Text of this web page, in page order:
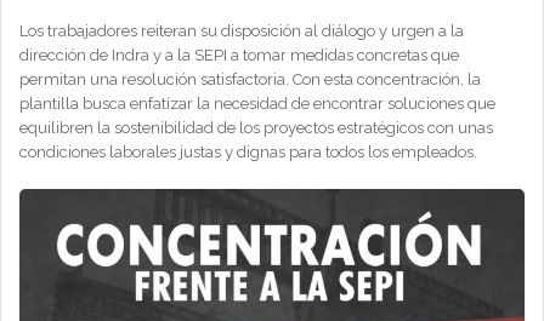
Los trabajadores reiteran su disposición al diálogo y urgen a la
dirección de Indra y a la SEPI a tomar medidas concretas que
permitan una resolución satisfactoria. Con esta concentración, la
plantilla busca enfatizar la necesidad de encontrar soluciones que
equilibren la sostenibilidad de los proyectos estratégicos con unas
condiciones laborales justas y dignas para todos los empleados.